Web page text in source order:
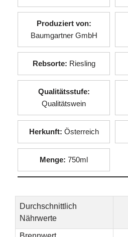
Produziert von:
Baumgartner GmbH
Rebsorte: Riesling
Qualitätsstufe:
Qualitätswein
Herkunft: Österreich
Menge: 750ml
Durchschnittlich
Nährwerte